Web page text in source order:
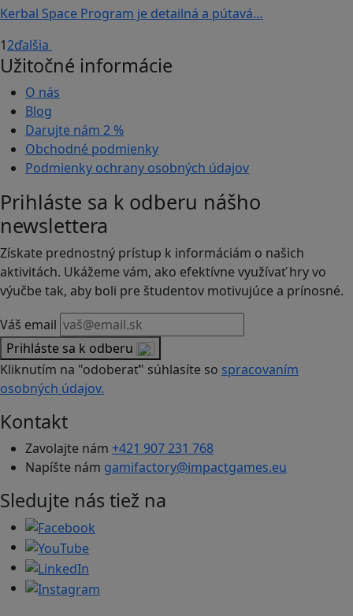
Kerbal Space Program je detailná a pútavá…
12ďalšia
Užitočné informácie
O nás
Blog
Darujte nám 2 %
Obchodné podmienky
Podmienky ochrany osobných údajov
Prihláste sa k odberu nášho
newslettera
Získate prednostný prístup k informáciám o našich
aktivitách. Ukážeme vám, ako efektívne využívať hry vo
výučbe tak, aby boli pre študentov motivujúce a prínosné.
Váš email
Prihláste sa k odberu
Kliknutím na "odoberať" súhlasíte so spracovaním
osobných údajov.
Kontakt
Zavolajte nám +421 907 231 768
Napíšte nám gamifactory@impactgames.eu
Sledujte nás tiež na